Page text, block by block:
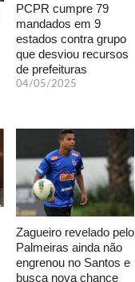
PCPR cumpre 79
mandados em 9
estados contra grupo
que desviou recursos
de prefeituras
04/05/2025
Zagueiro revelado pelo
Palmeiras ainda não
engrenou no Santos e
busca nova chance